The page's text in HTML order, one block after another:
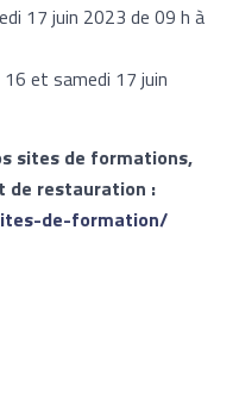
17 juin 2023 de 09 h à
16 et samedi 17 juin
sites de formations,
de restauration :
de-formation/